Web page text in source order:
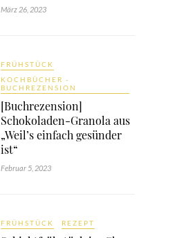
März 26, 2023
FRÜHSTÜCK
KOCHBÜCHER -
BUCHREZENSION
[Buchrezension]
Schokoladen-Granola aus
„Weil’s einfach gesünder
ist“
Februar 5, 2023
FRÜHSTÜCK REZEPT